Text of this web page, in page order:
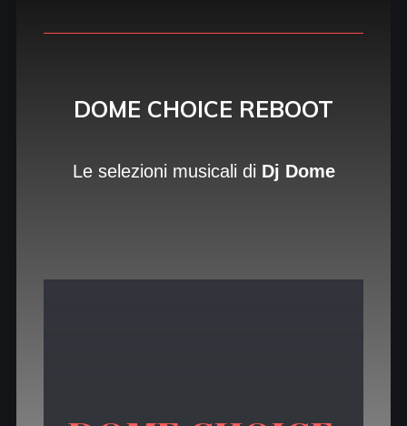
DOME CHOICE REBOOT
Le selezioni musicali di Dj Dome